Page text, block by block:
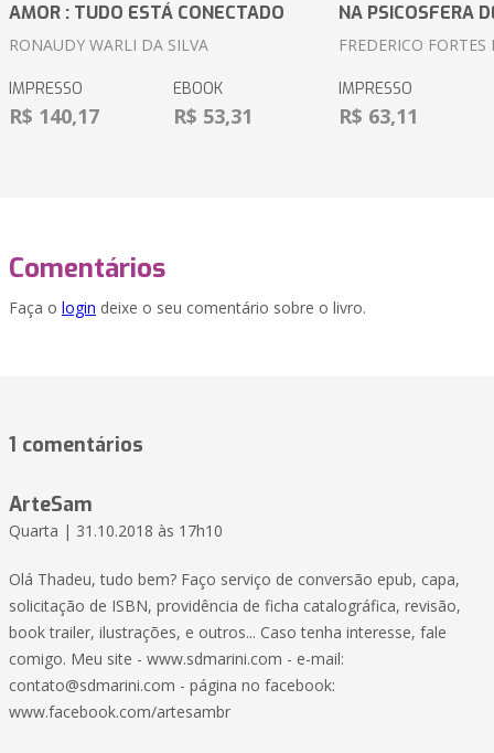
AMOR : TUDO ESTÁ CONECTADO
RONAUDY WARLI DA SILVA
IMPRESSO
R$ 140,17
EBOOK
R$ 53,31
NA PSICOSFERA
FREDERICO FORTES
IMPRESSO
R$ 63,11
Comentários
Faça o login deixe o seu comentário sobre o livro.
1 comentários
ArteSam
Quarta | 31.10.2018 às 17h10
Olá Thadeu, tudo bem? Faço serviço de conversão epub, capa,
solicitação de ISBN, providência de ficha catalográfica, revisão,
book trailer, ilustrações, e outros... Caso tenha interesse, fale
comigo. Meu site - www.sdmarini.com - e-mail:
contato@sdmarini.com - página no facebook:
www.facebook.com/artesambr